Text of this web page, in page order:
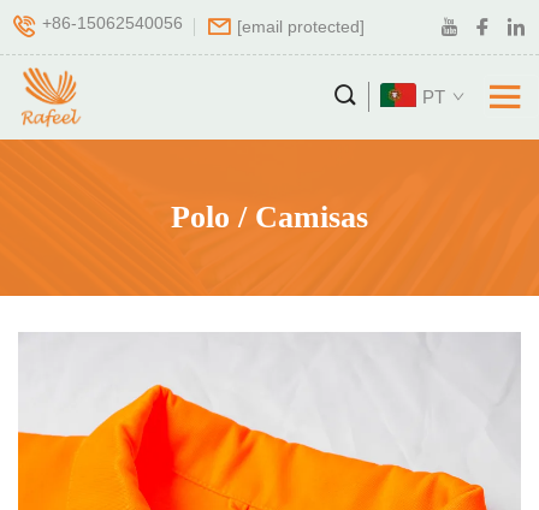
+86-15062540056 [email protected]
PT
Polo / Camisas